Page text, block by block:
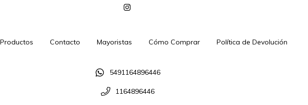
Productos Contacto Mayoristas Cómo Comprar Política de Devolución
5491164896446
1164896446